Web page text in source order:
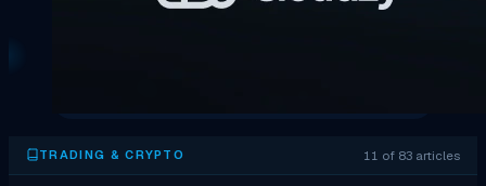
TRADING & CRYPTO 11 of 83 articles